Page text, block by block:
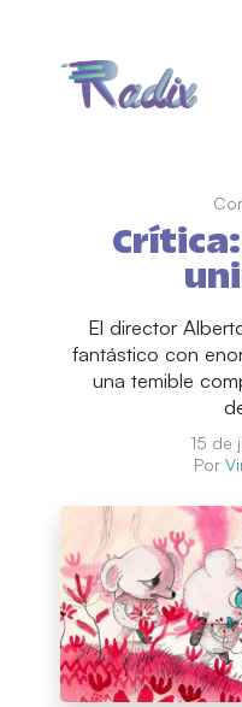
El director
fantástico con
una temible
15 de
Por